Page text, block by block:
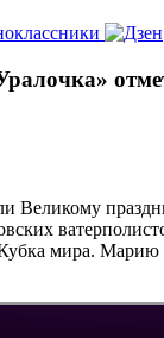
Великому
мира. Марию